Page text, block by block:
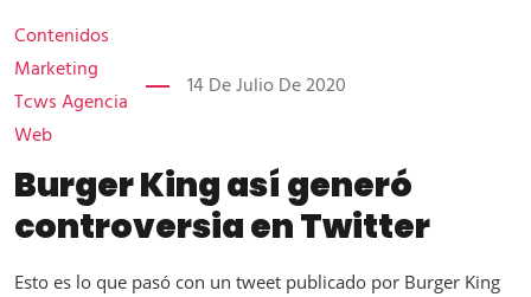
Contenidos
Marketing
Tcws Agencia
Web
14 De Julio De 2020
Burger King así generó
controversia en Twitter
Esto es lo que pasó con un tweet publicado por Burger King